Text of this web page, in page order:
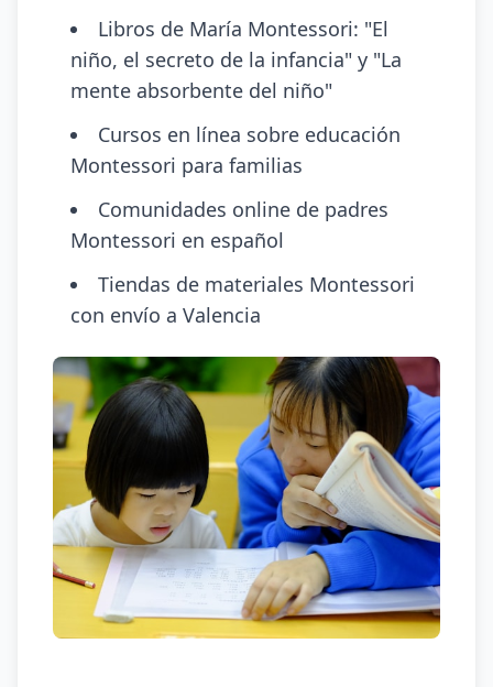
Libros de María Montessori: "El
niño, el secreto de la infancia" y "La
mente absorbente del niño"
Cursos en línea sobre educación
Montessori para familias
Comunidades online de padres
Montessori en español
Tiendas de materiales Montessori
con envío a Valencia